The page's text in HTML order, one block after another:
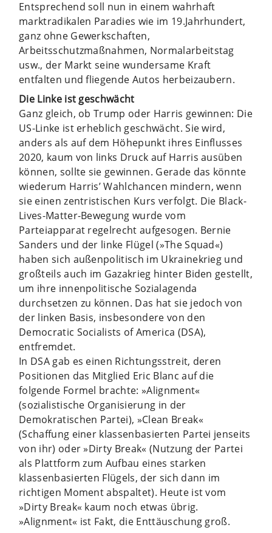
Entsprechend soll nun in einem wahrhaft
marktradikalen Paradies wie im 19.Jahrhundert,
ganz ohne Gewerkschaften,
Arbeitsschutzmaßnahmen, Normalarbeitstag
usw., der Markt seine wundersame Kraft
entfalten und fliegende Autos herbeizaubern.
Die Linke ist geschwächt
Ganz gleich, ob Trump oder Harris gewinnen: Die
US-Linke ist erheblich geschwächt. Sie wird,
anders als auf dem Höhepunkt ihres Einflusses
2020, kaum von links Druck auf Harris ausüben
können, sollte sie gewinnen. Gerade das könnte
wiederum Harris’ Wahlchancen mindern, wenn
sie einen zentristischen Kurs verfolgt. Die Black-
Lives-Matter-Bewegung wurde vom
Parteiapparat regelrecht aufgesogen. Bernie
Sanders und der linke Flügel (»The Squad«)
haben sich außenpolitisch im Ukrainekrieg und
großteils auch im Gazakrieg hinter Biden gestellt,
um ihre innenpolitische Sozialagenda
durchsetzen zu können. Das hat sie jedoch von
der linken Basis, insbesondere von den
Democratic Socialists of America (DSA),
entfremdet.
In DSA gab es einen Richtungsstreit, deren
Positionen das Mitglied Eric Blanc auf die
folgende Formel brachte: »Alignment«
(sozialistische Organisierung in der
Demokratischen Partei), »Clean Break«
(Schaffung einer klassenbasierten Partei jenseits
von ihr) oder »Dirty Break« (Nutzung der Partei
als Plattform zum Aufbau eines starken
klassenbasierten Flügels, der sich dann im
richtigen Moment abspaltet). Heute ist vom
»Dirty Break« kaum noch etwas übrig.
»Alignment« ist Fakt, die Enttäuschung groß.